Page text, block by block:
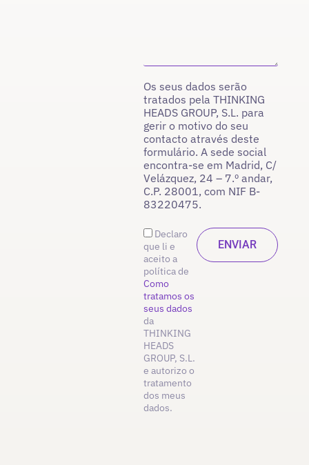
Os seus dados serão
tratados pela THINKING
HEADS GROUP, S.L. para
gerir o motivo do seu
contacto através deste
formulário. A sede social
encontra-se em Madrid, C/
Velázquez, 24 – 7.º andar,
C.P. 28001, com NIF B-
83220475.
Declaro
que li e
aceito a
política de
Como
tratamos os
seus dados
da
THINKING
HEADS
GROUP, S.L.
e autorizo o
tratamento
dos meus
dados.